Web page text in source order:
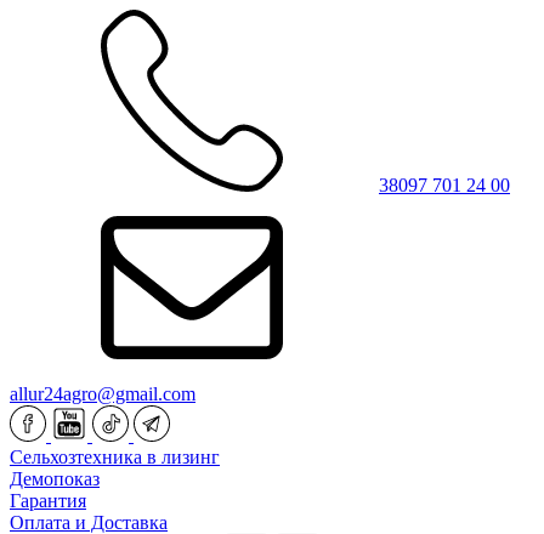
38097 701 24 00
allur24agro@gmail.com
Сельхозтехника в лизинг
Демопоказ
Гарантия
Оплата и Доставка